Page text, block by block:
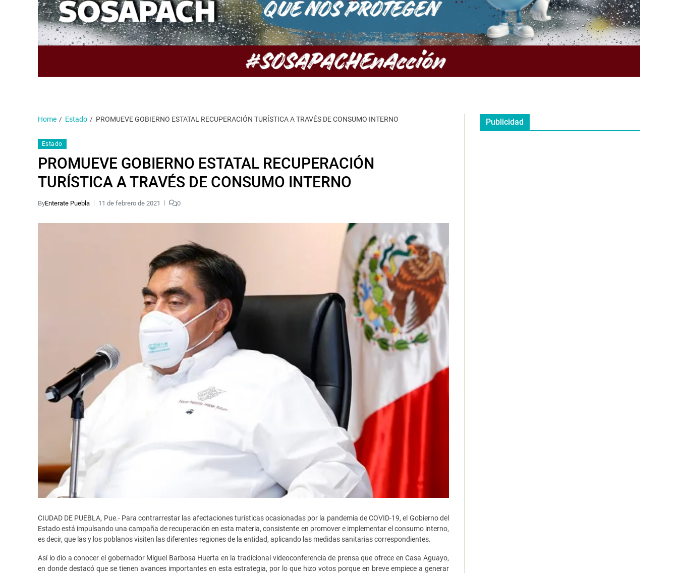
Home Estado PROMUEVE GOBIERNO ESTATAL RECUPERACIÓN TURÍSTICA A TRAVÉS DE CONSUMO INTERNO
Estado
PROMUEVE GOBIERNO ESTATAL RECUPERACIÓN
TURÍSTICA A TRAVÉS DE CONSUMO INTERNO
ByEnterate Puebla 11 de febrero de 2021 0
CIUDAD DE PUEBLA, Pue.- Para contrarrestar las afectaciones turísticas ocasionadas por la pandemia de COVID-19, el Gobierno del
Estado está impulsando una campaña de recuperación en esta materia, consistente en promover e implementar el consumo interno,
es decir, que las y los poblanos visiten las diferentes regiones de la entidad, aplicando las medidas sanitarias correspondientes.
Así lo dio a conocer el gobernador Miguel Barbosa Huerta en la tradicional videoconferencia de prensa que ofrece en Casa Aguayo,
en donde destacó que se tienen avances importantes en esta estrategia, por lo que hizo votos porque en breve empiece a generar
Publicidad